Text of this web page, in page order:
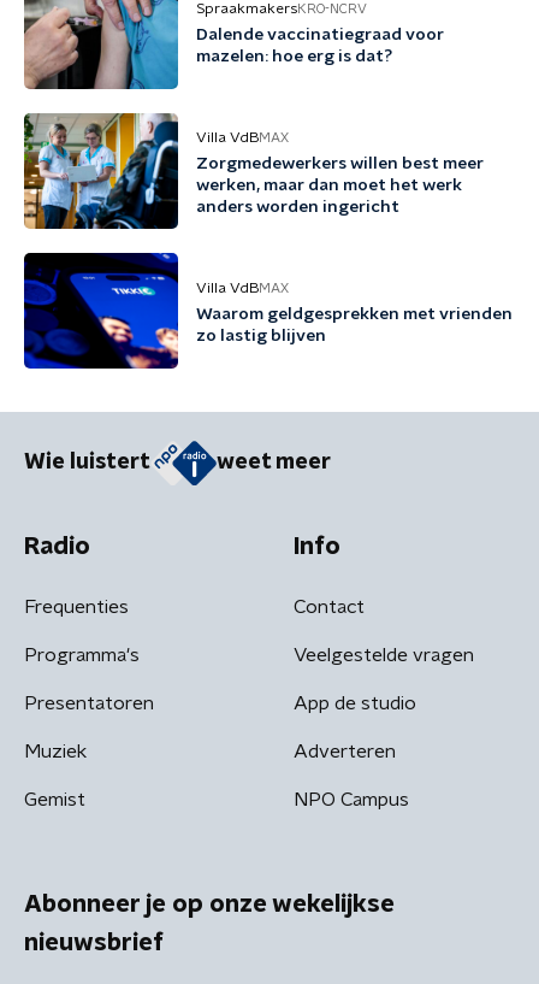
SpraakmakersKRO-NCRV
Dalende vaccinatiegraad voor
mazelen: hoe erg is dat?
Villa VdBMAX
Zorgmedewerkers willen best meer
werken, maar dan moet het werk
anders worden ingericht
Villa VdBMAX
Waarom geldgesprekken met vrienden
zo lastig blijven
Wie luistert weet meer
Radio
Frequenties
Programma's
Presentatoren
Muziek
Gemist
Info
Contact
Veelgestelde vragen
App de studio
Adverteren
NPO Campus
Abonneer je op onze wekelijkse
nieuwsbrief